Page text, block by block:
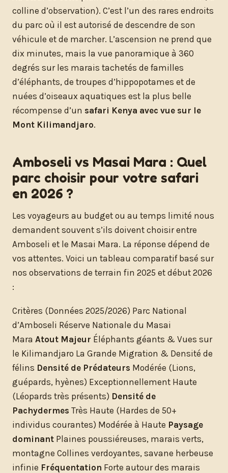
colline d’observation). C’est l’un des rares endroits
du parc où il est autorisé de descendre de son
véhicule et de marcher. L’ascension ne prend que
dix minutes, mais la vue panoramique à 360
degrés sur les marais tachetés de familles
d’éléphants, de troupes d’hippopotames et de
nuées d’oiseaux aquatiques est la plus belle
récompense d’un safari Kenya avec vue sur le
Mont Kilimandjaro.
Amboseli vs Masai Mara : Quel
parc choisir pour votre safari
en 2026 ?
Les voyageurs au budget ou au temps limité nous
demandent souvent s’ils doivent choisir entre
Amboseli et le Masai Mara. La réponse dépend de
vos attentes. Voici un tableau comparatif basé sur
nos observations de terrain fin 2025 et début 2026
:
Critères (Données 2025/2026) Parc National
d’Amboseli Réserve Nationale du Masai
Mara Atout Majeur Éléphants géants & Vues sur
le Kilimandjaro La Grande Migration & Densité de
félins Densité de Prédateurs Modérée (Lions,
guépards, hyènes) Exceptionnellement Haute
(Léopards très présents) Densité de
Pachydermes Très Haute (Hardes de 50+
individus courantes) Modérée à Haute Paysage
dominant Plaines poussiéreuses, marais verts,
montagne Collines verdoyantes, savane herbeuse
infinie Fréquentation Forte autour des marais